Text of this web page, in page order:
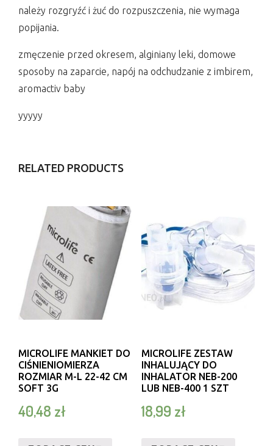
należy rozgryźć i żuć do rozpuszczenia, nie wymaga
popijania.
zmęczenie przed okresem, alginiany leki, domowe
sposoby na zaparcie, napój na odchudzanie z imbirem,
aromactiv baby
yyyyy
RELATED PRODUCTS
MICROLIFE MANKIET DO
CIŚNIENIOMIERZA
ROZMIAR M-L 22-42 CM
SOFT 3G
40,48 zł
MICROLIFE ZESTAW
INHALUJĄCY DO
INHALATOR NEB-200
LUB NEB-400 1 SZT
18,99 zł